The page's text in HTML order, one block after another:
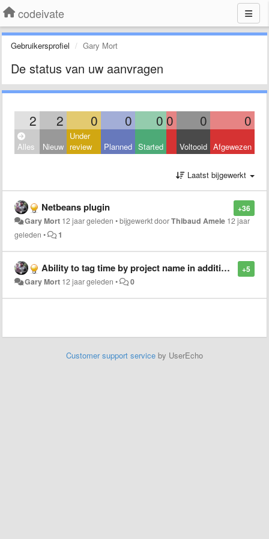
codeivate
Gebruikersprofiel Gary Mort
De status van uw aanvragen
2 2 0 0 0 0 0 0
Alles Nieuw
Under
review
Planned Started Voltooid Afgewezen
Laatst bijgewerkt
+36
Netbeans plugin
Gary Mort 12 jaar geleden •bijgewerkt doorThibaud Amele 12 jaar
geleden • 1
+5
Ability to tag time by project name in addition to programming language
Gary Mort 12 jaar geleden • 0
Customer support service by UserEcho